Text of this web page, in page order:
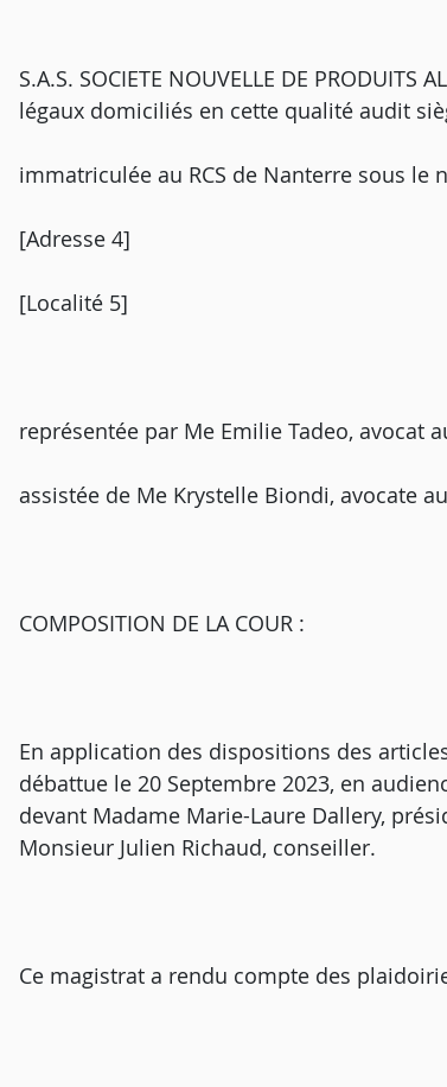
S.A.S. SOCIETE NOUVELLE DE
légaux domiciliés en cette qualité audit
immatriculée au RCS de Nanterre sous le
[Adresse 4]
[Localité 5]
représentée par Me Emilie Tadeo, avocat
assistée de Me Krystelle Biondi, avocate
COMPOSITION DE LA COUR :
En application des dispositions des
débattue le 20 Septembre 2023, en
devant Madame Marie-Laure Dallery,
Monsieur Julien Richaud, conseiller.
Ce magistrat a rendu compte des